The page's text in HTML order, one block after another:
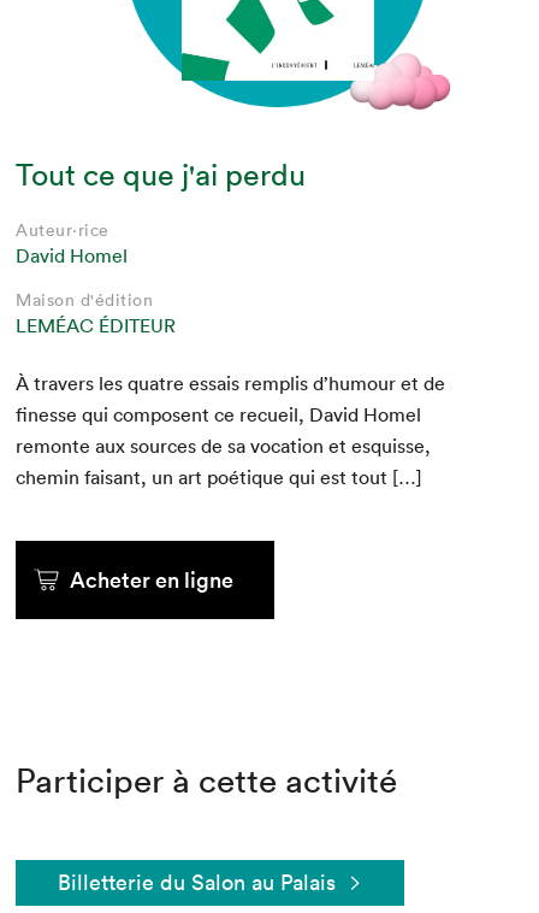
Tout ce que j'ai perdu
Auteur·rice
David Homel
Maison d'édition
LEMÉAC ÉDITEUR
À tra­vers les qua­tre essais rem­plis d’humour et de
finesse qui com­posent ce recueil, David Homel
remonte aux sources de sa voca­tion et esquisse,
chemin faisant, un art poé­tique qui est tout […]
Acheter en ligne
Participer à cette activité
Billetterie du Salon au Palais